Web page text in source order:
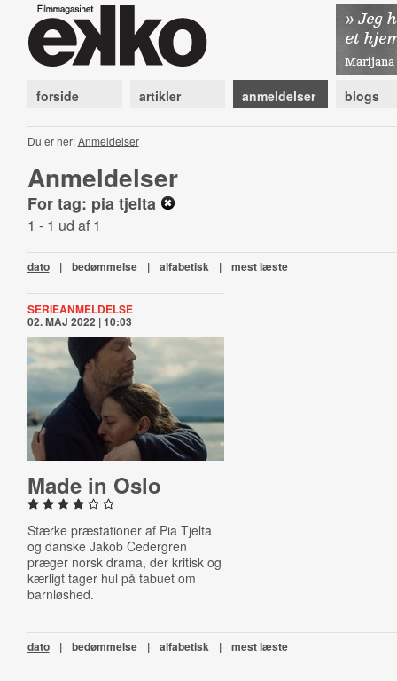
forside artikler anmeldelser blogs
Du er her:Anmeldelser
Anmeldelser
For tag: pia tjelta
1 - 1 ud af 1
dato | bedømmelse | alfabetisk | mest læste
SERIEANMELDELSE
02. MAJ 2022 | 10:03
Made in Oslo
Stærke præstationer af Pia Tjelta
og danske Jakob Cedergren
præger norsk drama, der kritisk og
kærligt tager hul på tabuet om
barnløshed.
dato | bedømmelse | alfabetisk | mest læste